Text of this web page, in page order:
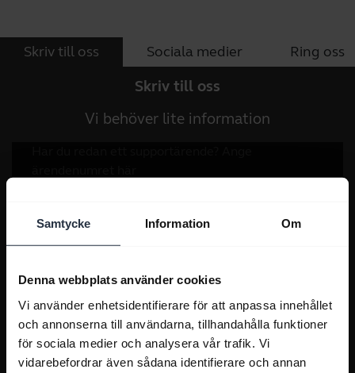
Samtycke Information Om
Denna webbplats använder cookies
Vi använder enhetsidentifierare för att anpassa innehållet
och annonserna till användarna, tillhandahålla funktioner
för sociala medier och analysera vår trafik. Vi
vidarebefordrar även sådana identifierare och annan
Skriv till oss Sociala medier Ring oss
Skriv till oss
Vi behöver lite information